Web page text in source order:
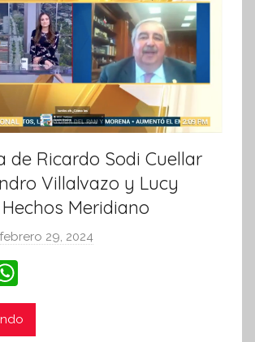
r
m
a
t
i
v
de Ricardo Sodi Cuellar
Villalvazo y Lucy
Meridiano
febrero 29, 2024
h
at